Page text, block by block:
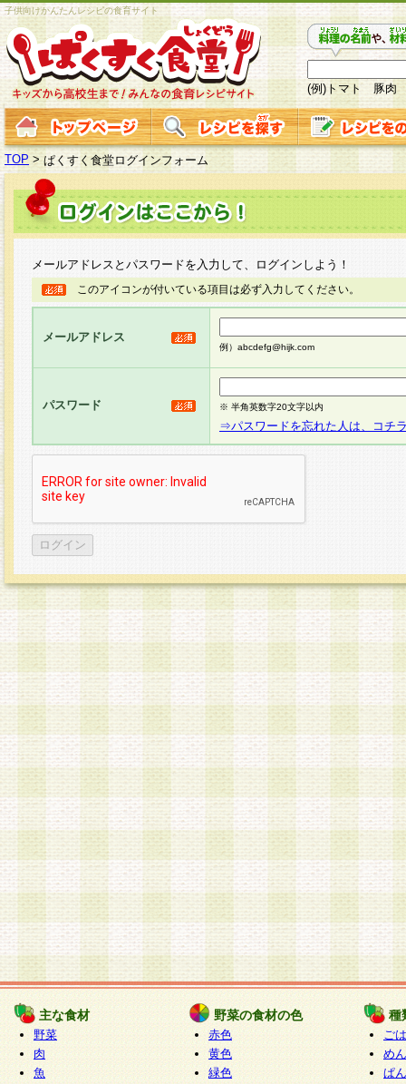
子供向けかんたんレシピの食育サイト
(例)トマト 豚肉
TOP > ぱくすく食堂ログインフォーム
メールアドレスとパスワードを入力して、ログインしよう！
このアイコンが付いている項目は必ず入力してください。
メールアドレス
例）abcdefg@hijk.com
パスワード ※ 半角英数字20文字以内
⇒パスワードを忘れた人は、コチ
主な食材
野菜
肉
魚
野菜の食材の色
赤色
黄色
緑色
種
ご
めん
ぱん